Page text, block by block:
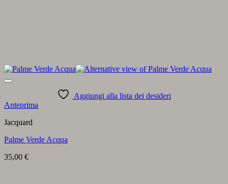
Aggiungi alla lista dei desideri
Anteprima
Jacquard
Palme Verde Acqua
35,00 €